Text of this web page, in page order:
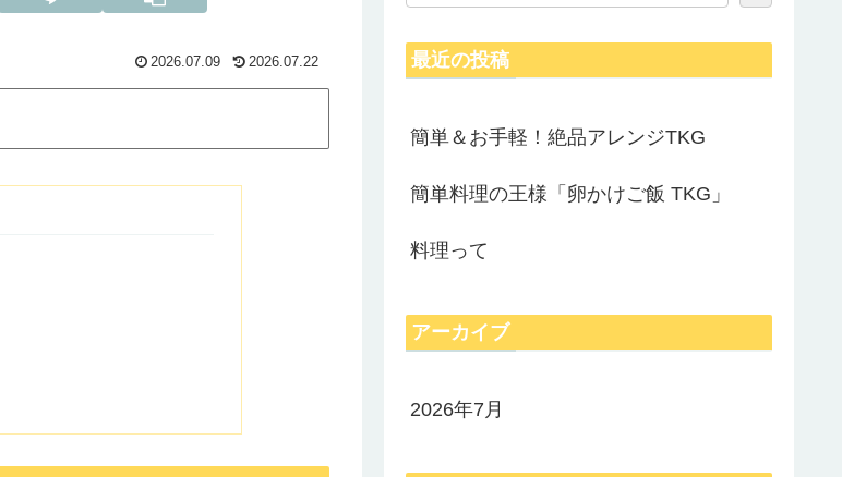
2026.07.09 2026.07.22 最近の投稿
簡単＆お手軽！絶品アレンジTKG
簡単料理の王様「卵かけご飯 TKG」
料理って
アーカイブ
2026年7月